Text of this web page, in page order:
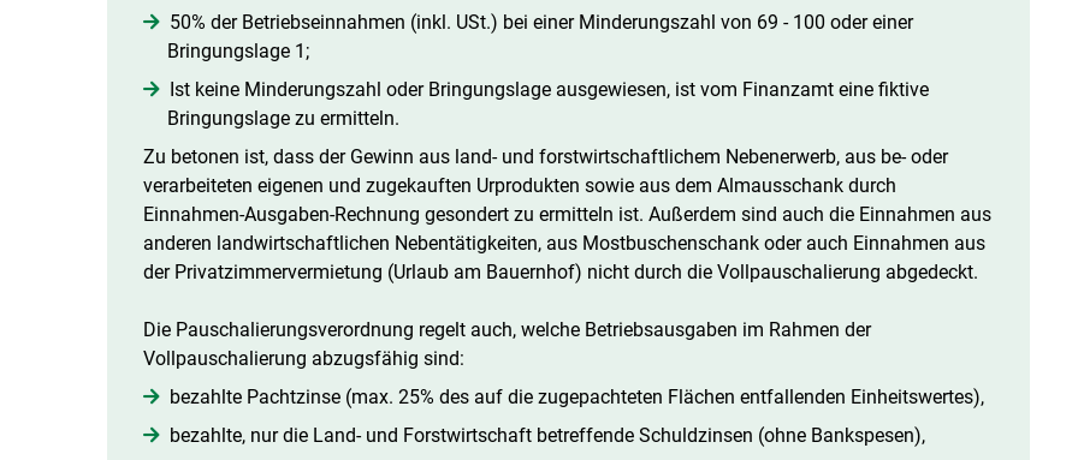
50% der Betriebseinnahmen (inkl. USt.) bei einer Minderungszahl von 69 - 100 oder einer
Bringungslage 1;
Ist keine Minderungszahl oder Bringungslage ausgewiesen, ist vom Finanzamt eine fiktive
Bringungslage zu ermitteln.
Zu betonen ist, dass der Gewinn aus land- und forstwirtschaftlichem Nebenerwerb, aus be- oder
verarbeiteten eigenen und zugekauften Urprodukten sowie aus dem Almausschank durch
Einnahmen-Ausgaben-Rechnung gesondert zu ermitteln ist. Außerdem sind auch die Einnahmen aus
anderen landwirtschaftlichen Nebentätigkeiten, aus Mostbuschenschank oder auch Einnahmen aus
der Privatzimmervermietung (Urlaub am Bauernhof) nicht durch die Vollpauschalierung abgedeckt.
Die Pauschalierungsverordnung regelt auch, welche Betriebsausgaben im Rahmen der
Vollpauschalierung abzugsfähig sind:
bezahlte Pachtzinse (max. 25% des auf die zugepachteten Flächen entfallenden Einheitswertes),
bezahlte, nur die Land- und Forstwirtschaft betreffende Schuldzinsen (ohne Bankspesen),